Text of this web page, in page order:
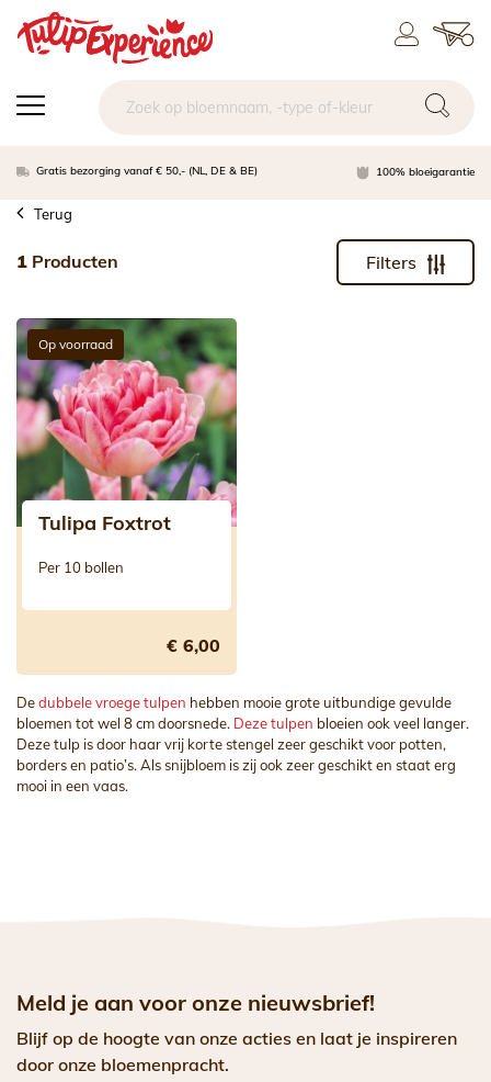
Gratis bezorging vanaf € 50,- (NL, DE & BE) 100% bloeigarantie
Terug
1 Producten Filters
Op voorraad
Tulipa Foxtrot
Per 10 bollen
€ 6,00
Dedubbele vroege tulpen hebben mooie grote uitbundige gevulde
bloemen tot wel 8 cm doorsnede. Deze tulpen bloeien ook veel langer.
Deze tulp is door haar vrij korte stengel zeer geschikt voor potten,
borders en patio’s. Als snijbloem is zij ook zeer geschikt en staat erg
mooi in een vaas.
Meld je aan voor onze nieuwsbrief!
Blijf op de hoogte van onze acties en laat je inspireren
door onze bloemenpracht.